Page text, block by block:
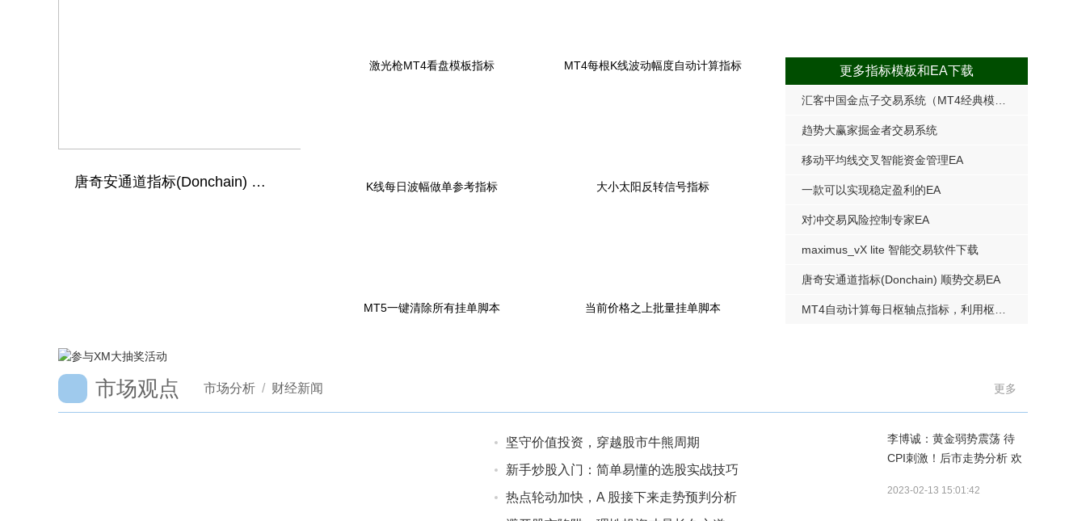
更多指标模板和EA下载
趋势大赢家掘金者交易系统
移动平均线交叉智能资金管理EA
一款可以实现稳定盈利的EA
对冲交易风险控制专家EA
maximus_vX lite 智能交易软件下载
唐奇安通道指标(Donchain) 顺势交易EA
唐奇安通道指标(Donchain) 顺势交易EA 根据蜡烛线变化编写的智能交易软件 MT4一键下单带止损脚本
激光枪MT4看盘模板指标 MT4每根K线波动幅度自动计算指标
K线每日波幅做单参考指标 大小太阳反转信号指标
MT5一键清除所有挂单脚本 当前价格之上批量挂单脚本
市场观点 市场分析 / 财经新闻 更多
李博诚：黄金弱势震荡 待
CPI刺激！后市走势分析 欢
2023-02-13 15:01:42
坚守价值投资，穿越股市牛熊周期
新手炒股入门：简单易懂的选股实战技巧
热点轮动加快，A 股接下来走势预判分析